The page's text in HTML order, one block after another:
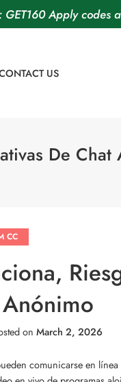
Apply codes
US
De Chat
CC
on March 2, 2026
comunicarse en